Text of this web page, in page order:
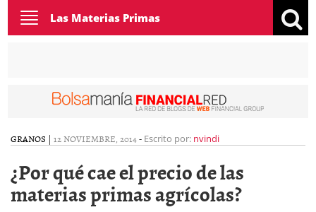
Toggle
navigation
Las Materias Primas
GRANOS | 12 NOVIEMBRE, 2014- Escrito por: nvindi
¿Por qué cae el precio de las
materias primas agrícolas?